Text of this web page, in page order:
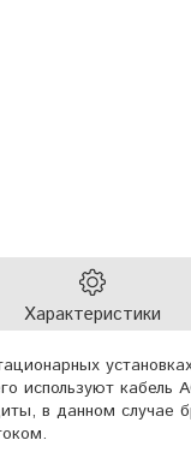
Характеристики
используют
в данном